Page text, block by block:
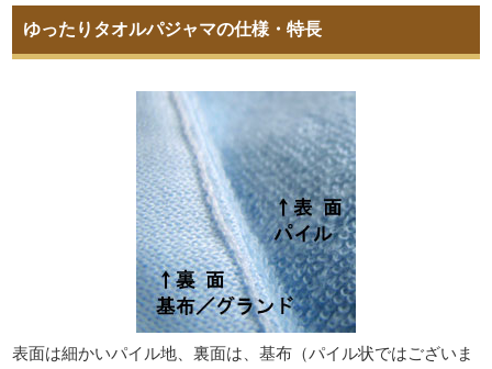
ゆったりタオルパジャマの仕様・特長
表面は細かいパイル地、裏面は、基布（パイル状ではございま